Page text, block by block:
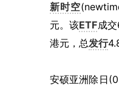
新时空
元。该ETF成
港元，总发行
安硕亚洲除日